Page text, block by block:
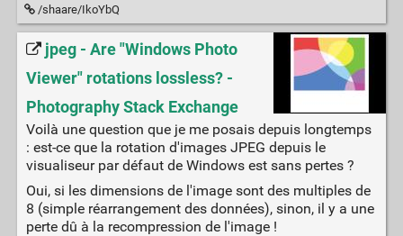
/shaare/IkoYbQ
jpeg - Are "Windows Photo
Viewer" rotations lossless? -
Photography Stack Exchange
Voilà une question que je me posais depuis longtemps
: est-ce que la rotation d'images JPEG depuis le
visualiseur par défaut de Windows est sans pertes ?
Oui, si les dimensions de l'image sont des multiples de
8 (simple réarrangement des données), sinon, il y a une
perte dû à la recompression de l'image !